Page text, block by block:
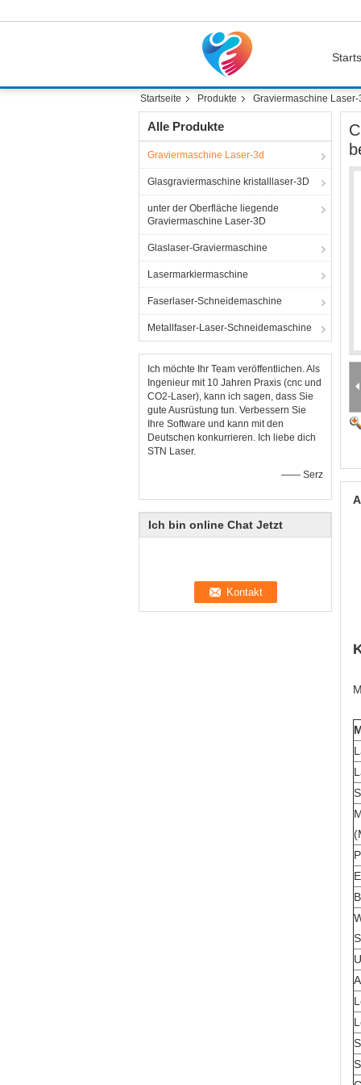
Startseite Produkte Graviermaschine Laser-
Alle Produkte
Graviermaschine Laser-3d
Glasgraviermaschine kristalllaser-3D
unter der Oberfläche liegende
Graviermaschine Laser-3D
Glaslaser-Graviermaschine
Lasermarkiermaschine
Faserlaser-Schneidemaschine
Metallfaser-Laser-Schneidemaschine
Ich möchte Ihr Team veröffentlichen. Als
Ingenieur mit 10 Jahren Praxis (cnc und
CO2-Laser), kann ich sagen, dass Sie
gute Ausrüstung tun. Verbessern Sie
Ihre Software und kann mit den
Deutschen konkurrieren. Ich liebe dich
STN Laser.
—— Serz
Ich bin online Chat Jetzt